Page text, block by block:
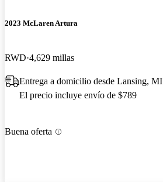
2023 McLaren Artura
RWD 4,629 millas
Entrega a domicilio desde Lansing, MI
El precio incluye envío de $789
Buena oferta